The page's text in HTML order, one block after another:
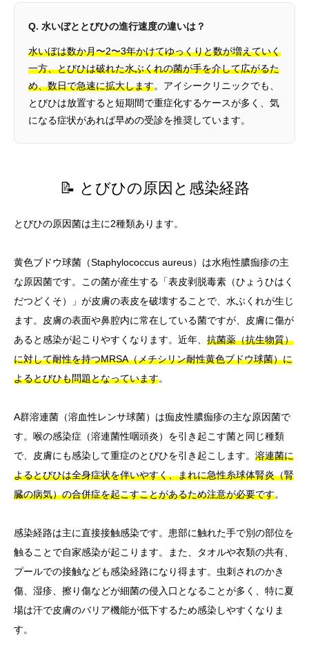
Q. 水いぼととびひの進行速度の違いは？
水いぼは数か月〜2〜3年かけてゆっくりと数が増えていく
一方、とびひは破れた水ぶくれの菌が手を介して広がるた
め、数日で急速に拡大します。アイシークリニックでも、
とびひは放置すると短期間で重症化するケースが多く、気
になる症状があれば早めの受診を推奨しています。
📝 とびひの原因と感染経路
とびひの原因菌は主に2種類あります。
黄色ブドウ球菌（Staphylococcus aureus）は水疱性膿痂疹の主
な原因菌です。この菌が産生する「表皮剥脱毒素（ひょうひはく
だつどくそ）」が皮膚の表皮を破壊することで、水ぶくれが生じ
ます。皮膚の表面や鼻腔内に常在している菌ですが、皮膚に傷が
あると感染が起こりやすくなります。近年、 抗菌薬（抗生物質）
に対して耐性を持つMRSA（メチシリン耐性黄色ブドウ球菌）に
よるとびひも問題となっています。
A群溶連菌（溶血性レンサ球菌）は痂皮性膿痂疹の主な原因菌で
す。喉の感染症（溶連菌性咽頭炎）を引き起こす菌と同じ種類
で、皮膚にも感染して重症のとびひを引き起こします。 溶連菌に
よるとびひは全身症状を伴いやすく、まれに急性糸球体腎炎（腎
臓の病気）の合併症を起こすことがあるため注意が必要です。
感染経路は主に直接接触感染です。患部に触れた手で別の部位を
触ることで自家感染が起こります。また、タオルや衣類の共有、
プールでの接触なども感染経路になり得ます。虫刺されのかき
傷、湿疹、擦り傷などが細菌の侵入口となることが多く、特に夏
場は汗で皮膚のバリア機能が低下するため感染しやすくなりま
す。